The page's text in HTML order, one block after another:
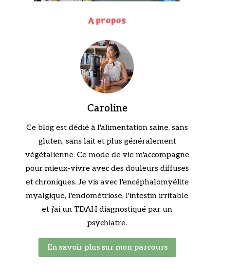
A propos
Caroline
Ce blog est dédié à l'alimentation saine, sans
gluten, sans lait et plus généralement
végétalienne. Ce mode de vie m'accompagne
pour mieux-vivre avec des douleurs diffuses
et chroniques. Je vis avec l'encéphalomyélite
myalgique, l'endométriose, l'intestin irritable
et j'ai un TDAH diagnostiqué par un
psychiatre.
En savoir plus sur mon parcours